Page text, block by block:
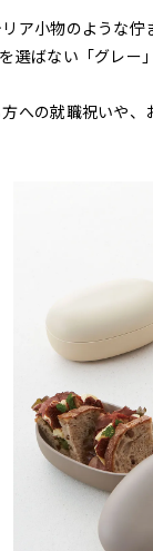
ア小物のような佇
ばない「グレー
への就職祝いや